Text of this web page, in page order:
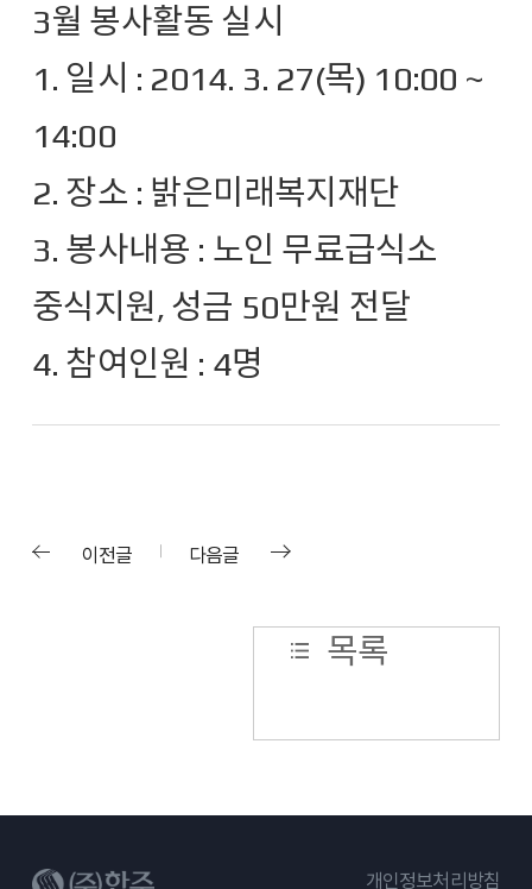
3월 봉사활동 실시
1. 일시 : 2014. 3. 27(목) 10:00 ~
14:00
2. 장소 : 밝은미래복지재단
3. 봉사내용 : 노인 무료급식소
중식지원, 성금 50만원 전달
4. 참여인원 : 4명
이전글 다음글
목록
개인정보처리방침